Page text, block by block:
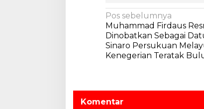
m
o
t
o
n
g
N
a
v
i
a
s
Pos sebelumnya
Muhammad Firdaus
Dinobatkan Sebagai
Sinaro Persukuan
Kenegerian Teratak
Komentar